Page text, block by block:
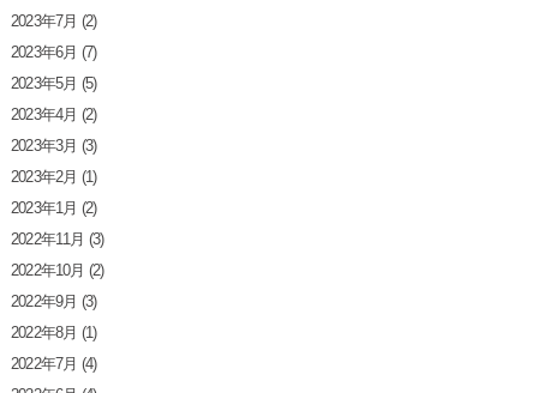
2023年7月 (2)
2023年6月 (7)
2023年5月 (5)
2023年4月 (2)
2023年3月 (3)
2023年2月 (1)
2023年1月 (2)
2022年11月 (3)
2022年10月 (2)
2022年9月 (3)
2022年8月 (1)
2022年7月 (4)